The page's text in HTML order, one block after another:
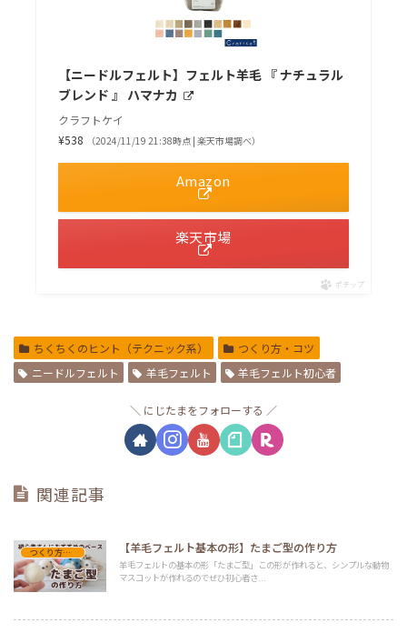
【ニードルフェルト】フェルト羊毛 『 ナチュラル
ブレンド 』 ハマナカ
クラフトケイ
¥538
（2024/11/19 21:38時点 | 楽天市場調べ）
Amazon
楽天市場
ポチップ
ちくちくのヒント（テクニック系）
つくり方・コツ
ニードルフェルト
羊毛フェルト 羊毛フェルト初心者
にじたまをフォローする
関連記事
つくり方・コツ 【羊毛フェルト基本の形】たまご型の作り方
羊毛フェルトの基本の形「たまご型」この形が作れると、シンプルな動物
マスコットが作れるのでぜひ初心者さ...